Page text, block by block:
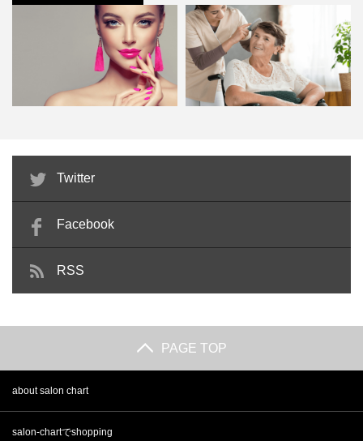
ビューティーコーディネーターが
美容サロンの顔になる！検定…
Twitter
Facebook
RSS
PAGE TOP
about salon chart
salon-chartでshopping